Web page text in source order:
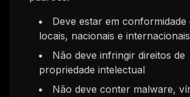
Deve estar em conformidade
locais, nacionais e
Não deve infringir direitos de
propriedade intelectual
Não deve conter malware,